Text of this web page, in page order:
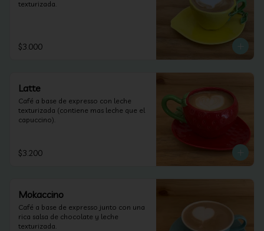
texturizada.
$3.000
Latte
Café a base de expresso con leche
texturizada (contiene mas leche que el
capuccino).
$3.200
Mokaccino
Café a base de expresso junto con una
rica salsa de chocolate y leche
texturizada.